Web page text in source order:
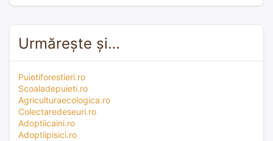
Urmărește și…
Puietiforestieri.ro
Scoaladepuieti.ro
Agriculturaecologica.ro
Colectaredeseuri.ro
Adoptiicaini.ro
Adoptiipisici.ro